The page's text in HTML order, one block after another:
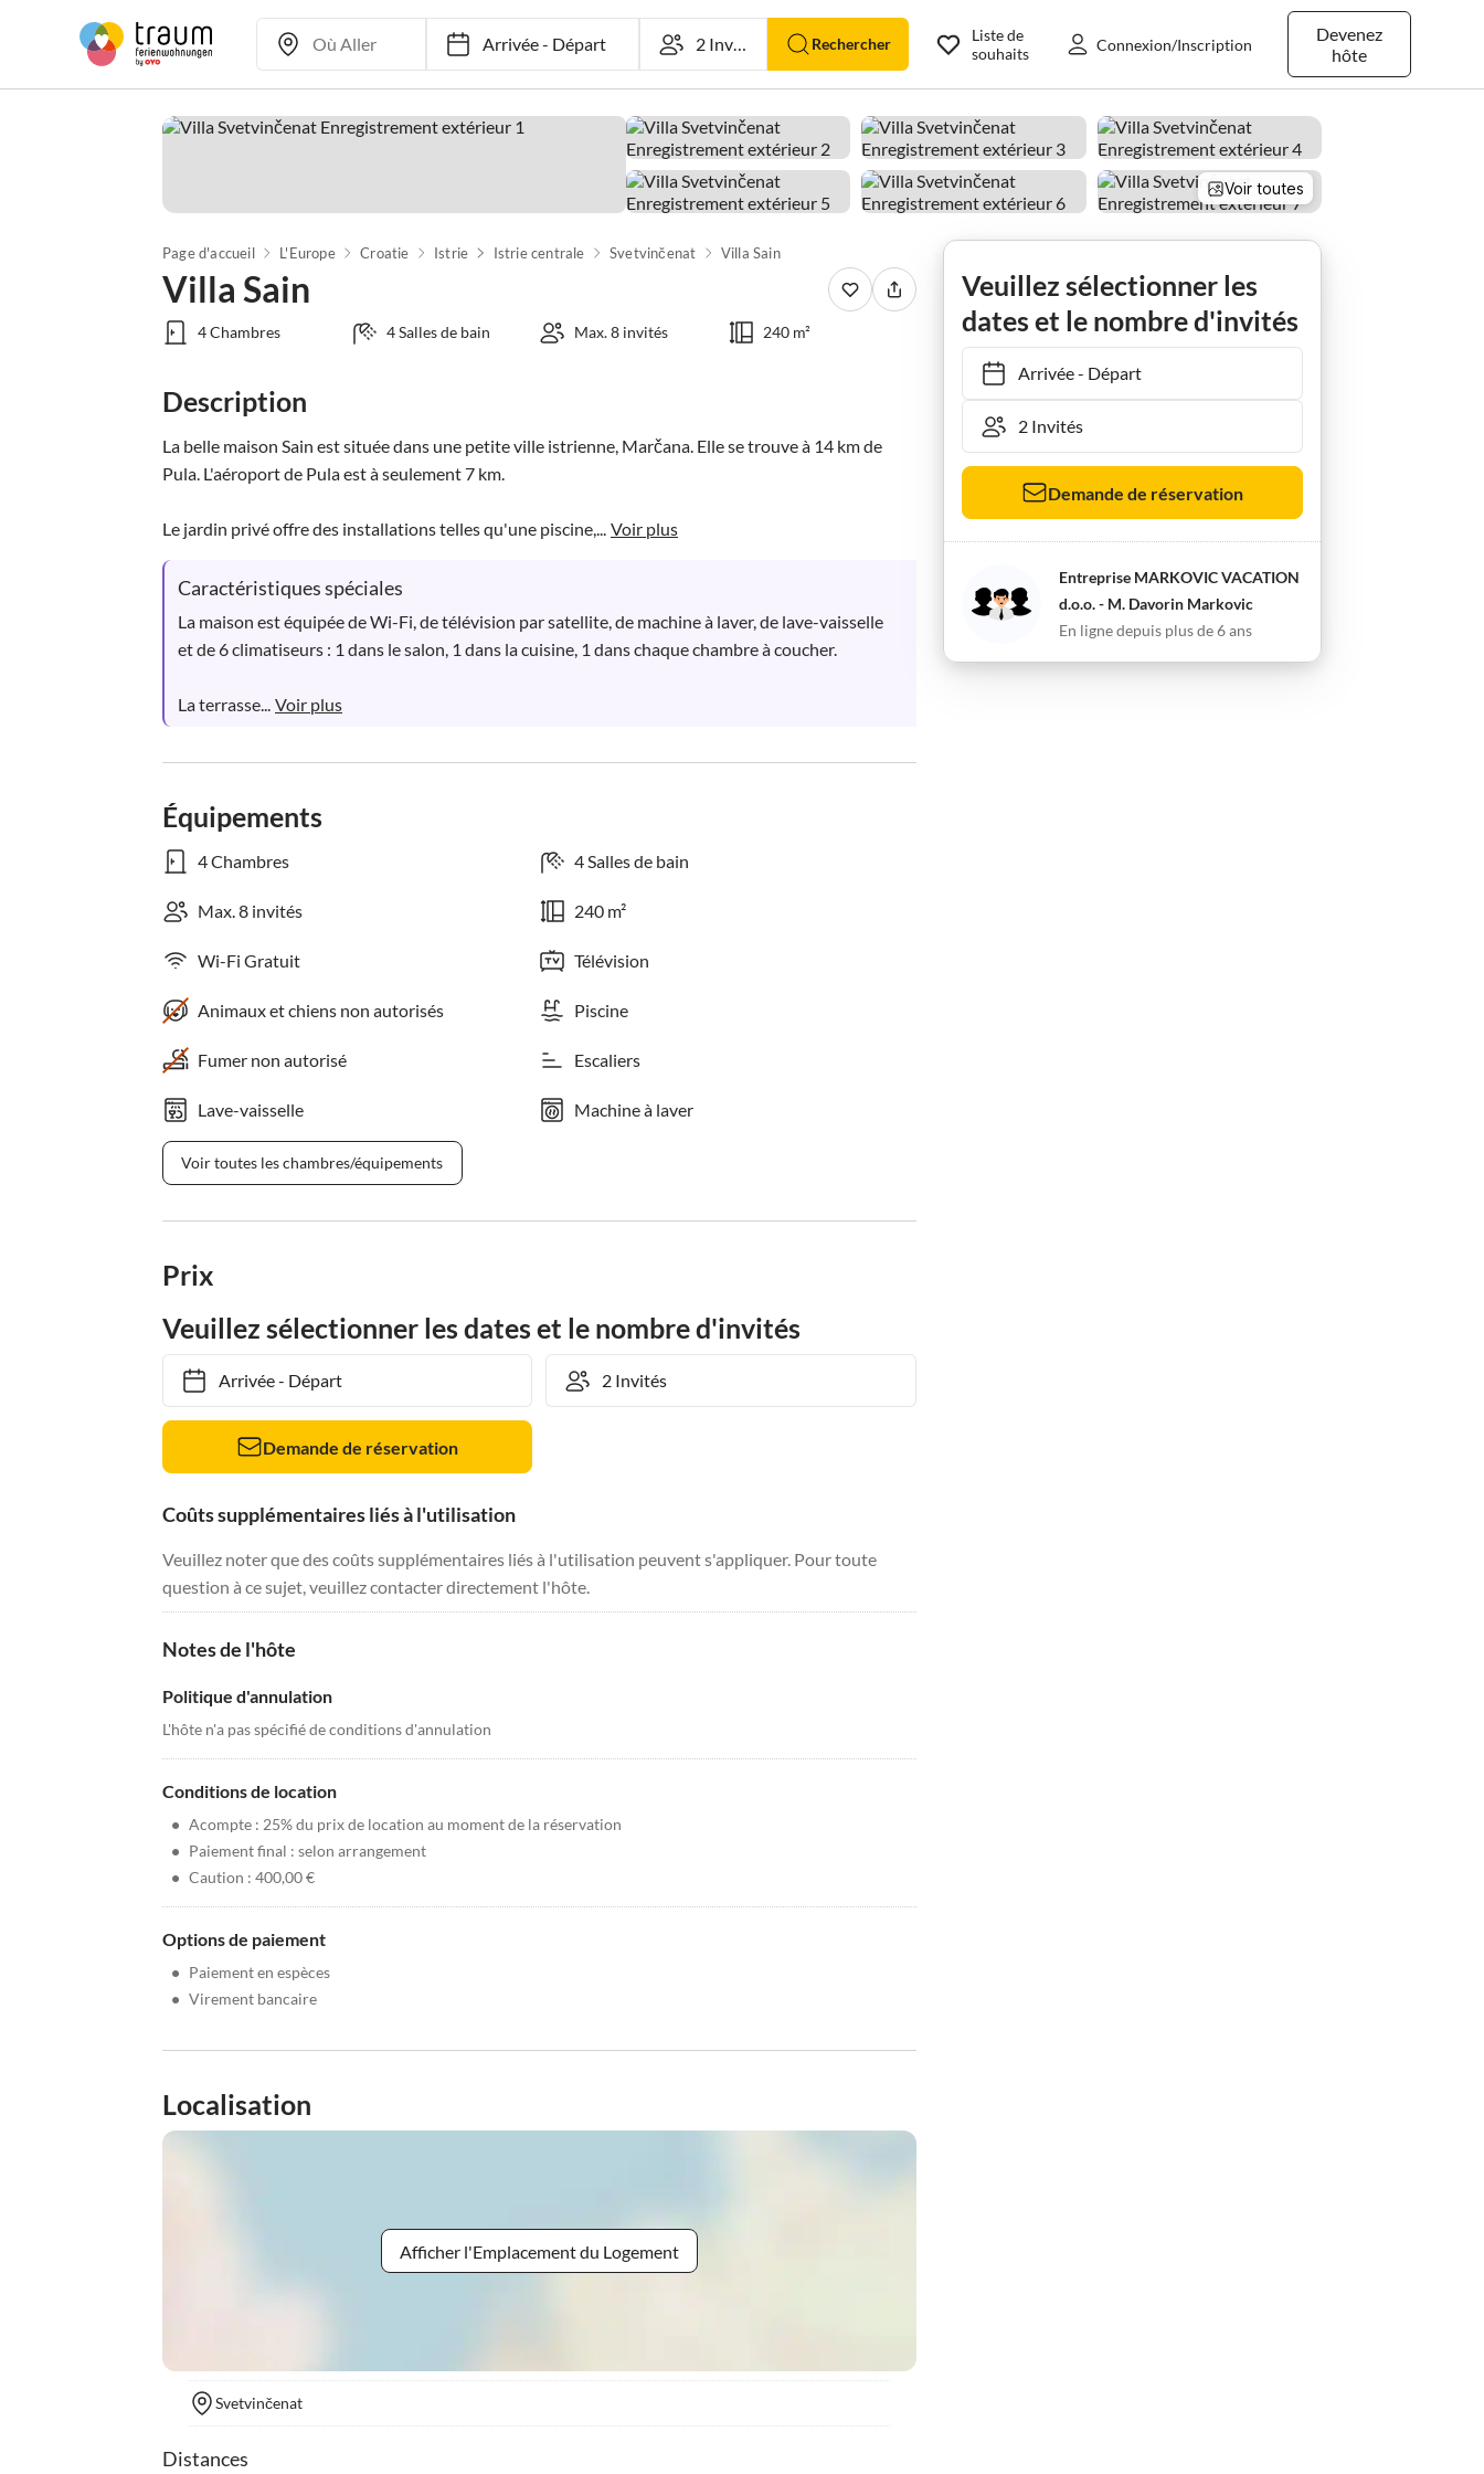
Arrivée-Départ Rechercher
Devenez
hôte
Liste de
souhaits
Connexion/Inscription
Voir toutes
Page d'accueil L'Europe Croatie Istrie Istrie centrale Svetvinčenat Villa Sain
Villa Sain
4 Chambres 4 Salles de bain Max. 8 invités 240 m²
Description
La belle maison Sain est située dans une petite ville istrienne, Marčana. Elle se trouve à 14 km de
Pula. L'aéroport de Pula est à seulement 7 km.
Le jardin privé offre des installations telles qu'une piscine,... Voir plus
Caractéristiques spéciales
La maison est équipée de Wi-Fi, de télévision par satellite, de machine à laver, de lave-vaisselle
et de 6 climatiseurs : 1 dans le salon, 1 dans la cuisine, 1 dans chaque chambre à coucher.
La terrasse... Voir plus
Équipements
4 Chambres 4 Salles de bain
Max. 8 invités 240 m²
Wi-Fi Gratuit Télévision
Animaux et chiens non autorisés Piscine
Fumer non autorisé Escaliers
Lave-vaisselle Machine à laver
Voir toutes les chambres/équipements
Prix
Veuillez sélectionner les dates et le nombre d'invités
Arrivée- Départ
Demande de réservation
Coûts supplémentaires liés à l'utilisation
Veuillez noter que des coûts supplémentaires liés à l'utilisation peuvent s'appliquer. Pour toute
question à ce sujet, veuillez contacter directement l'hôte.
Notes de l'hôte
Politique d'annulation
L'hôte n'a pas spécifié de conditions d'annulation
Conditions de location
• Acompte : 25% du prix de location au moment de la réservation
• Paiement final : selon arrangement
• Caution : 400,00 €
Options de paiement
• Paiement en espèces
• Virement bancaire
Localisation
Afficher l'Emplacement du Logement
Svetvinčenat
Distances
Veuillez sélectionner les
dates et le nombre d'invités
Arrivée- Départ
Demande de réservation
Entreprise MARKOVIC VACATION
d.o.o. - M. Davorin Markovic
En ligne depuis plus de 6 ans